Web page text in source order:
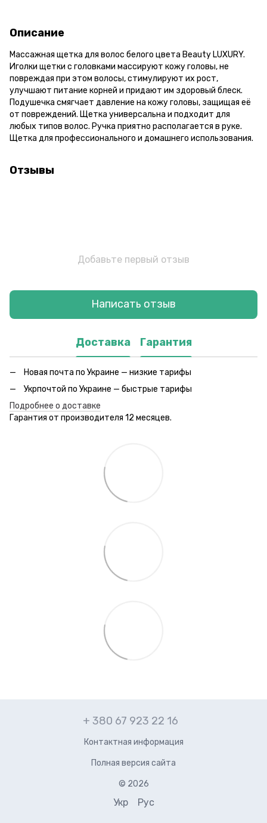
Описание
Массажная щетка для волос белого цвета Beauty LUXURY.
Иголки щетки с головками массируют кожу головы, не
повреждая при этом волосы, стимулируют их рост,
улучшают питание корней и придают им здоровый блеск.
Подушечка смягчает давление на кожу головы, защищая её
от повреждений. Щетка универсальна и подходит для
любых типов волос. Ручка приятно располагается в руке.
Щетка для профессионального и домашнего использования.
Отзывы
Добавьте первый отзыв
Написать отзыв
Доставка Гарантия
Новая почта по Украине — низкие тарифы
Укрпочтой по Украине — быстрые тарифы
Подробнее о доставке
Гарантия от производителя 12 месяцев.
+ 380 67 923 22 16
Контактная информация
Полная версия сайта
© 2026
Укр Рус